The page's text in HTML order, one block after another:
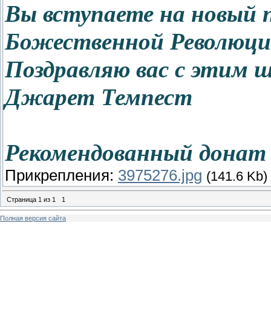
Вы вступаете на новый
Божественной
Поздравляю вас с этим
Джарет Темпест
Рекомендованный донат
Прикрепления: 3975276.jpg (141.6 Kb)
Страница 1 из 1 1
Полная версия сайта